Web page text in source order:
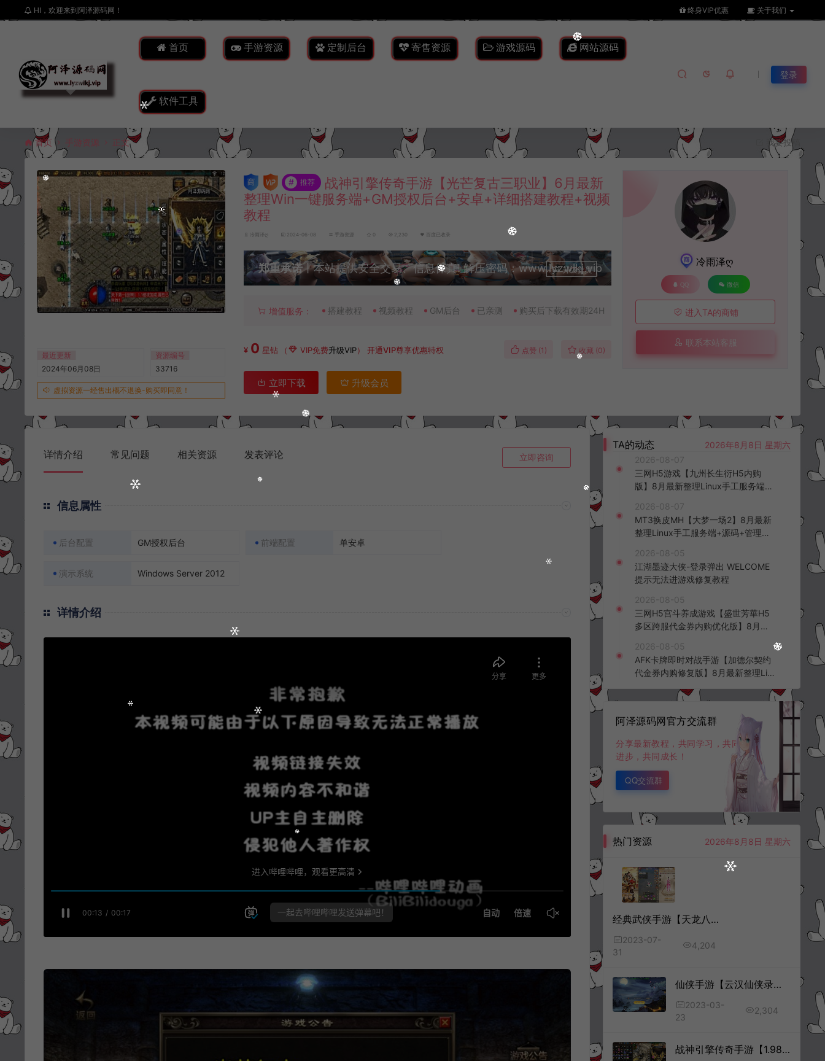
HI，欢迎来到阿泽源码网！ 终身VIP优惠 关于我们
首页 手游资源 定制后台 寄售资源 游戏源码 网站源码
软件工具
登录
首页 手游资源 正文 我要投稿
最近更新
2024年06月08日
资源编号
33716
虚拟资源一经售出概不退换-购买即同意！
# 推荐
战神引擎传奇手游【光芒复古三职业】6月最新
整理Win一键服务端+GM授权后台+安卓+详细搭建教程+视频
教程
冷雨泽ღ 2024-06-08 手游资源 0 2,230 百度已收录
郑重承诺丨本站提供安全交易、信息保真! 解压密码：www.lyzwlkj.vip
升级会员
增值服务： 搭建教程 视频教程 GM后台 已亲测 购买后下载有效期24H
¥ 0 星钻 （ VIP免费升级VIP）开通VIP尊享优惠特权 点赞 (1 ) 收藏 (0)
立即下载 升级会员
冷雨泽ღ
QQ 微信
进入TA的商铺
联系本站客服
详情介绍 常见问题 相关资源 发表评论 立即咨询
信息属性
后台配置 GM授权后台 前端配置 单安卓
演示系统 Windows Server 2012
详情介绍
TA的动态
2026年8月8日 星期六
2026-08-07
三网H5游戏【九州长生衍H5内购
版】8月最新整理Linux手工服务端
客户端+详细搭建教程+视频教程
2026-08-07
MT3换皮MH【大梦一场2】8月最新
整理Linux手工服务端+源码+管理后
频教程
2026-08-05
江湖墨迹大侠-登录弹出 WELCOME
提示无法进游戏修复教程
2026-08-05
三网H5宫斗养成游戏【盛世芳華H5
多区跨服代金券内购优化版】8月最
台+全资源安卓+详细搭建教程+视频
教程
2026-08-05
AFK卡牌即时对战手游【加德尔契约
代金券内购修复版】8月最新整理Lin
K授权后台+安卓苹果双端+详细搭建
阿泽源码网官方交流群
分享最新教程，共同学习，共同
进步，共同成长！
QQ交流群
热门资源 2026年8月8日 星期六
经典武侠手游【天龙八部荣耀版】7月最新整理Linux手工服务端+管理后台+GM授权后台+安卓+详细搭建教程+视频教程
2023-07-
31
4,204
仙侠手游【云汉仙侠录】3月最新整理Linux手工服务端+总后台+GM授权后台+安卓苹果双端+详细搭建教程
2023-03-
23
2,304
战神引擎传奇手游【1.98门派宗门白猪3.0】3月最新整理Win一键服务端+GM后台+安卓苹果双端+详细搭建教程